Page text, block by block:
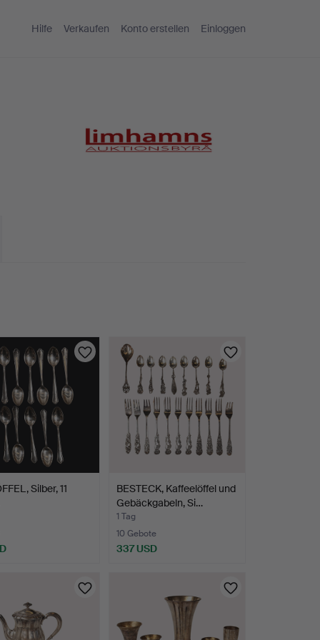
Hilfe Verkaufen Konto erstellen Einloggen
Silber, 11
BESTECK, Kaffeelöffel und
Gebäckgabeln, Si…
1 Tag
10 Gebote
337 USD